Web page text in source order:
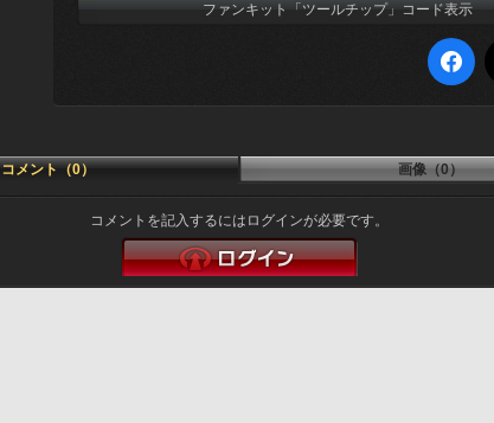
ファンキット「ツールチップ」コード表示
コメント（0） 画像（0）
コメントを記入するにはログインが必要です。